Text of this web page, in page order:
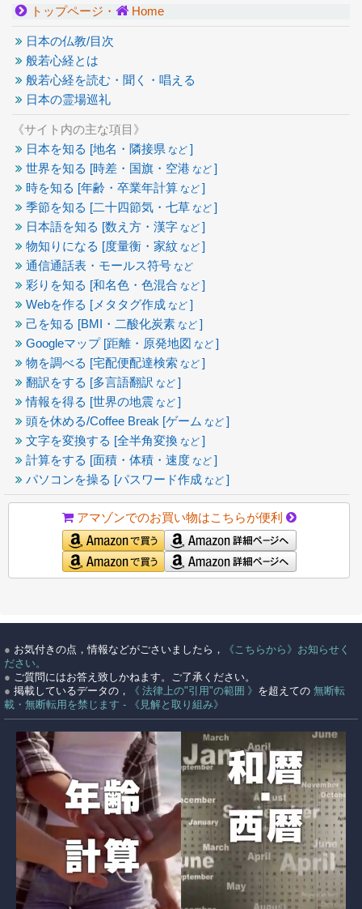
トップページ・ Home
日本の仏教/目次
般若心経とは
般若心経を読む・聞く・唱える
日本の霊場巡礼
《サイト内の主な項目》
日本を知る [地名・隣接県 など ]
世界を知る [時差・国旗・空港 など ]
時を知る [年齢・卒業年計算 など ]
季節を知る [二十四節気・七草 など ]
日本語を知る [数え方・漢字 など ]
物知りになる [度量衡・家紋 など ]
通信通話表・モールス符号 など
彩りを知る [和名色・色混合 など ]
Webを作る [メタタグ作成 など ]
己を知る [BMI・二酸化炭素 など ]
Googleマップ [距離・原発地図 など ]
物を調べる [宅配便配達検索 など ]
翻訳をする [多言語翻訳 など ]
情報を得る [世界の地震 など ]
頭を休める/Coffee Break [ゲーム など ]
文字を変換する [全半角変換 など ]
計算をする [面積・体積・速度 など ]
パソコンを操る [パスワード作成 など ]
アマゾンでのお買い物はこちらが便利
● お気付きの点，情報などがごさいましたら，
《こちらから》お知らせく
ださい。
● ご質問にはお答え致しかねます。ご了承ください。
● 掲載しているデータの， 《 法律上の"引用"の範囲 》 を超えての 無断転
載・無断転用を禁じます - 《見解と取り組み》